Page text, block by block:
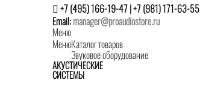
+7 (495) 166-19-47 | +7 (981) 171-63-55
Email:manager@proaudiostore.ru
Меню
МенюКаталог товаров
Звуковое оборудование
АКУСТИЧЕСКИЕ
СИСТЕМЫ